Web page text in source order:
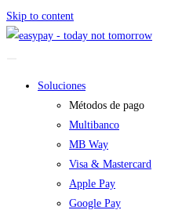
Skip to content
Soluciones
Métodos de pago
Multibanco
MB Way
Visa & Mastercard
Apple Pay
Google Pay